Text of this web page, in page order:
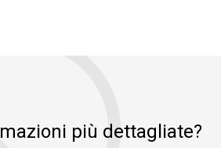
più dettagliate?